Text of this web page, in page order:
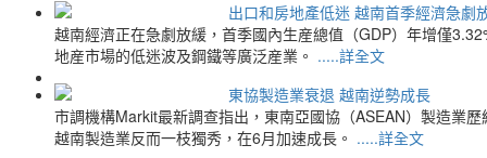
出口和房地產低迷 越南首季經濟急劇
越南經濟正在急劇放緩，首季國內生産總值（GDP）年增僅
地産市場的低迷波及鋼鐵等廣泛産業。 .....詳全文
東協製造業衰退 越南逆勢成長
市調機構Markit最新調查指出，東南亞國協（ASEAN）製造業
越南製造業反而一枝獨秀，在6月加速成長。 .....詳全文